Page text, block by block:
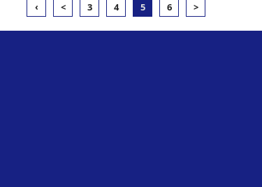
‹ < 3 4 5 6 >